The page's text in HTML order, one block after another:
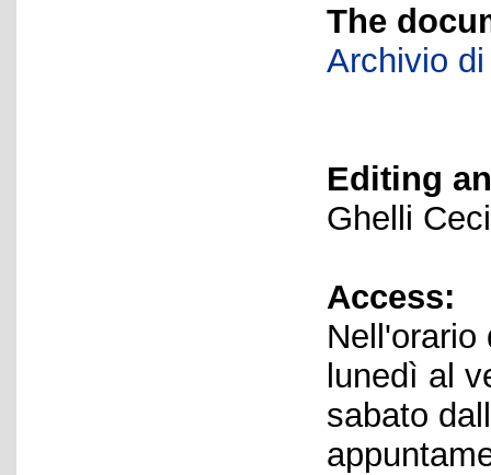
The
Archivio
Editing
Ghelli
Access:
Nell'orario
lunedì al
sabato